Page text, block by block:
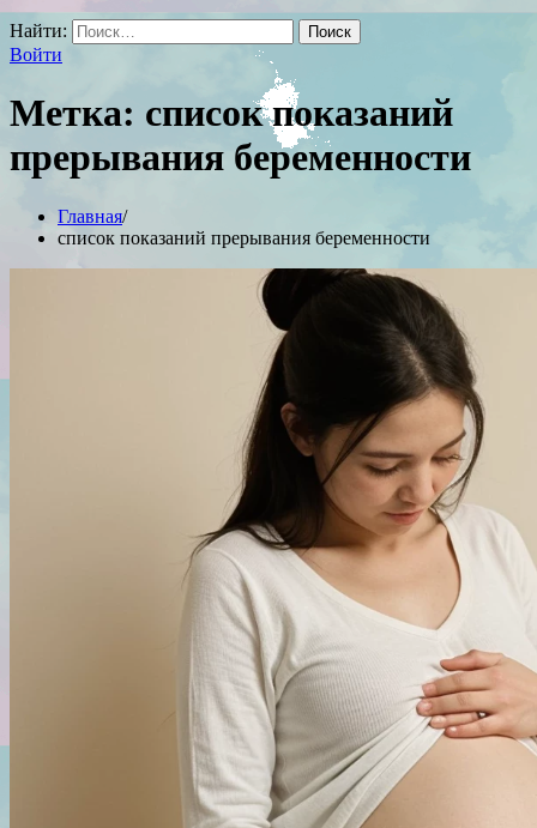
Найти:
Войти
Метка: список показаний
прерывания беременности
Главная
список показаний прерывания беременности